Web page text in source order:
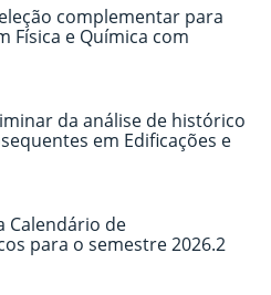
complementar para
Física e Química com
da análise de histórico
em Edificações e
Calendário de
para o semestre 2026.2